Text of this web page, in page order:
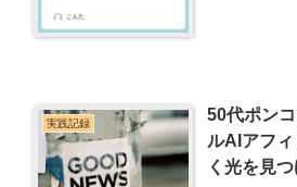
実践記録
50代ポン
ルAIアフ
く光を見